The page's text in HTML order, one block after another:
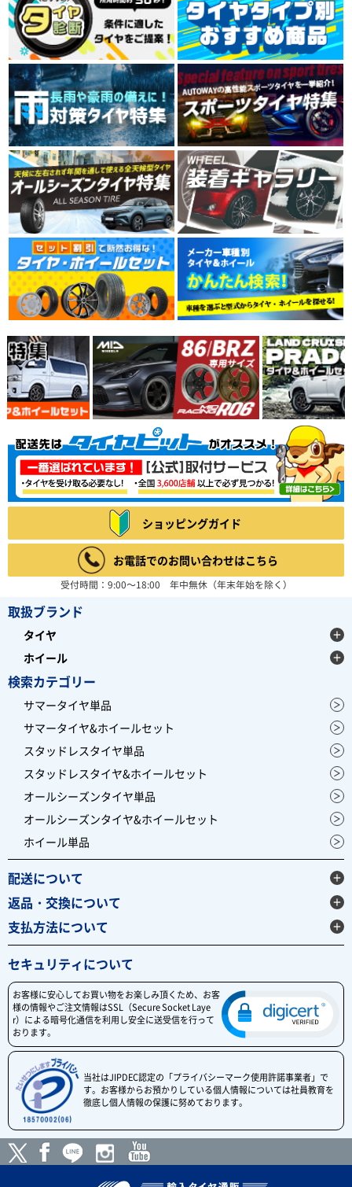
ショッピングガイド
お電話でのお問い合わせはこちら
受付時間：9:00～18:00 年中無休（年末年始を除く）
取扱ブランド
タイヤ
ホイール
検索カテゴリー
サマータイヤ単品
サマータイヤ&ホイールセット
スタッドレスタイヤ単品
スタッドレスタイヤ&ホイールセット
オールシーズンタイヤ単品
オールシーズンタイヤ&ホイールセット
ホイール単品
配送について
返品・交換について
支払方法について
セキュリティについて
お客様に安心してお買い物をお楽しみ頂くため、お客
様の情報やご注文情報はSSL（Secure Socket Laye
r）による暗号化通信を利用し安全に送受信を行って
おります。
当社はJIPDEC認定の「プライバシーマーク使用許諾事業者」で
す。お客様からお預かりしている個人情報については社員教育を
徹底し個人情報の保護に努めております。